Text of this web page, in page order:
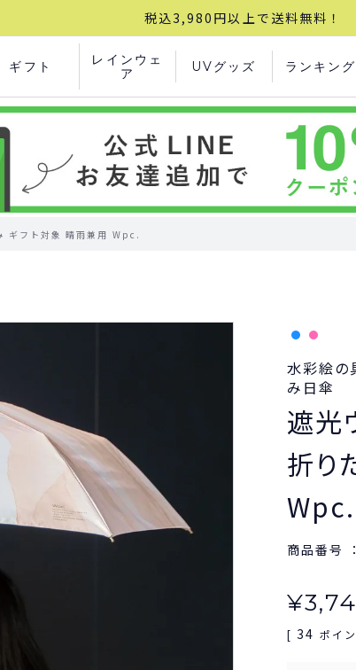
税込3,980円以上で送料無料！
ギフト
レインウェ
ア
UVグッズ ランキング
ギフト対象 晴雨兼用 Wpc.
水彩絵の
み日傘
遮光
折り
Wpc.
商品番号
¥
[ 34 ポイ